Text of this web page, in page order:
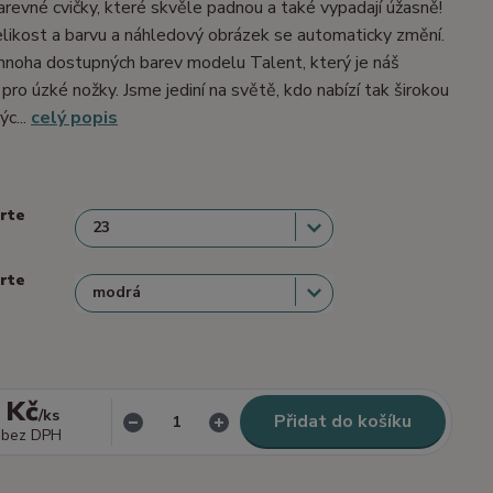
cvičky, které skvěle padnou a také vypadají úžasně!
a barvu a náhledový obrázek se automaticky změní.
dostupných barev modelu Talent, který je náš
úzké nožky. Jsme jediní na světě, kdo nabízí tak širokou
celý popis
/ks
bez DPH
Přidat do košíku